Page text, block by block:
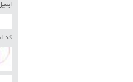
کد